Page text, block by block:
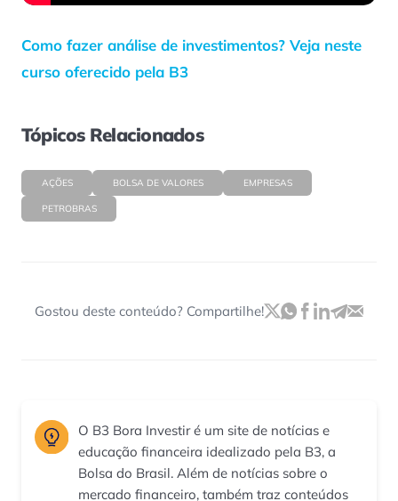
Como fazer análise de investimentos? Veja neste
curso oferecido pela B3
Tópicos Relacionados
AÇÕES BOLSA DE VALORES EMPRESAS
PETROBRAS
Gostou deste conteúdo? Compartilhe!
O B3 Bora Investir é um site de notícias e
educação financeira idealizado pela B3, a
Bolsa do Brasil. Além de notícias sobre o
mercado financeiro, também traz conteúdos